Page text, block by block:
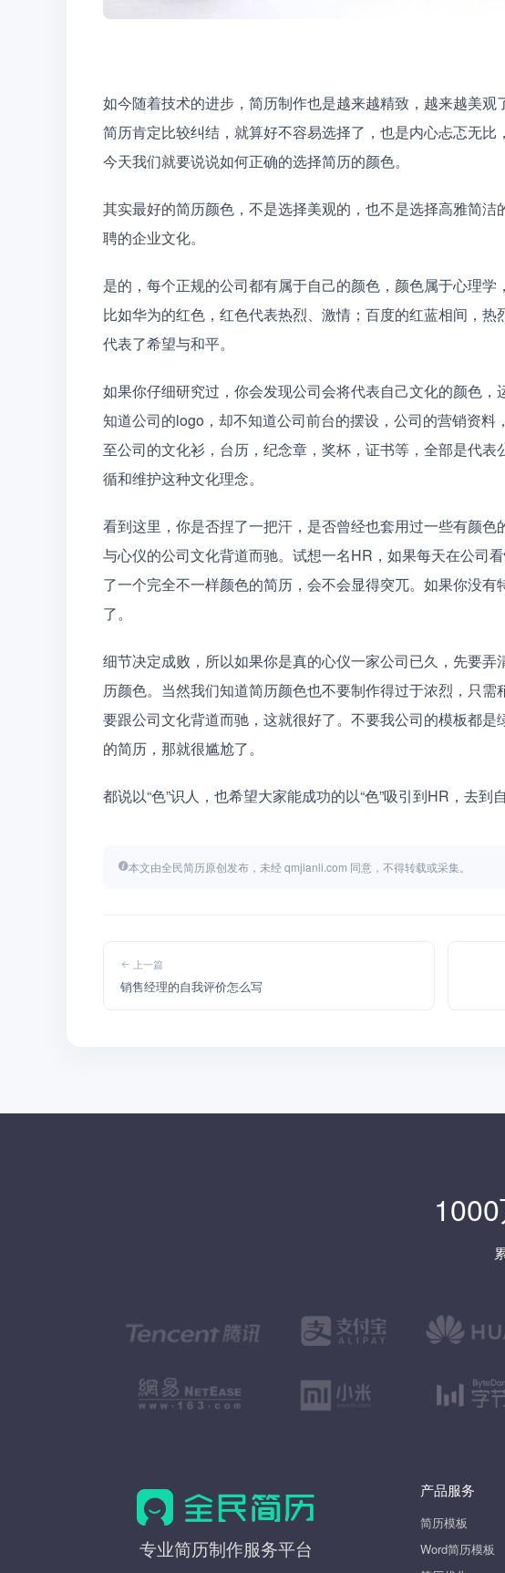
如今随着技术的进步，简历制作也是越来越精致，越来越美
简历肯定比较纠结，就算好不容易选择了，也是内心忐忑无比
今天我们就要说说如何正确的选择简历的颜色。
其实最好的简历颜色，不是选择美观的，也不是选择高雅简
聘的企业文化。
是的，每个正规的公司都有属于自己的颜色，颜色属于心理学
比如华为的红色，红色代表热烈、激情；百度的红蓝相间，热
代表了希望与和平。
如果你仔细研究过，你会发现公司会将代表自己文化的颜色
知道公司的logo，却不知道公司前台的摆设，公司的营销资
至公司的文化衫，台历，纪念章，奖杯，证书等，全部是代
循和维护这种文化理念。
看到这里，你是否捏了一把汗，是否曾经也套用过一些有颜
与心仪的公司文化背道而驰。试想一名HR，如果每天在公司
了一个完全不一样颜色的简历，会不会显得突兀。如果你没
了。
细节决定成败，所以如果你是真的心仪一家公司已久，先要
历颜色。当然我们知道简历颜色也不要制作得过于浓烈，只
要跟公司文化背道而驰，这就很好了。不要我公司的模板都
的简历，那就很尴尬了。
都说以“色”识人，也希望大家能成功的以“色”吸引到HR，去到
本文由全民简历原创发布，未经 qmjianli.com 同意，不得转载或采集。
上一篇
销售经理的自我评价怎么写
全
专业简历制作服务平台
产品服务
简历模板
Word简历模板